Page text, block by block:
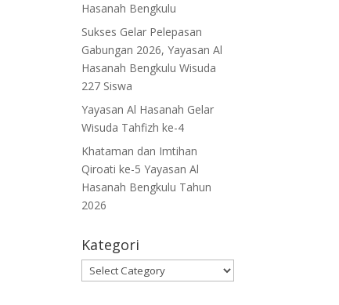
Hasanah Bengkulu
Sukses Gelar Pelepasan
Gabungan 2026, Yayasan Al
Hasanah Bengkulu Wisuda
227 Siswa
Yayasan Al Hasanah Gelar
Wisuda Tahfizh ke-4
Khataman dan Imtihan
Qiroati ke-5 Yayasan Al
Hasanah Bengkulu Tahun
2026
Kategori
Kategori